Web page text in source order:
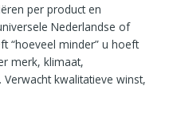
per product en
Nederlandse of
“hoeveel minder” u hoeft
merk, klimaat,
kwalitatieve winst,